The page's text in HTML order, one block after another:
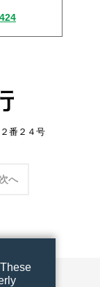
番２４号
次へ